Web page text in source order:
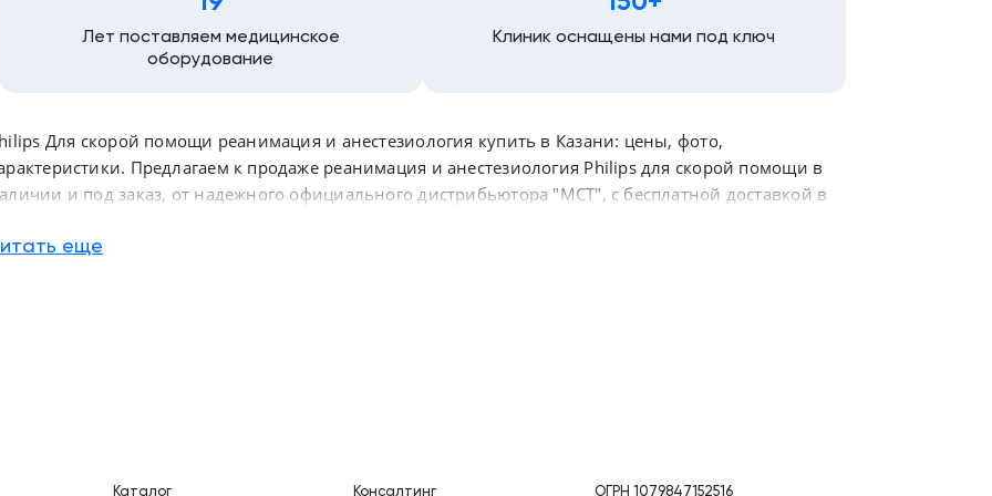
Лет поставляем медицинское
оборудование
Клиник оснащены нами под ключ
Для скорой помощи реанимация и анестезиология купить в Казани: цены, фото,
Предлагаем к продаже реанимация и анестезиология Philips для скорой помощи в
и под заказ, от надежного официального дистрибьютора "МСТ", с бесплатной доставкой в
еще
Каталог Консалтинг ОГРН 1079847152516